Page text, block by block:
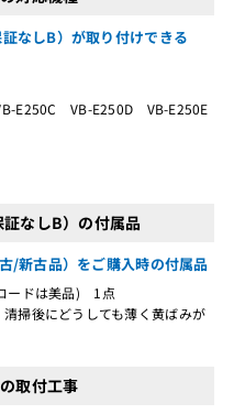
なしB）が取り付けできる
E250C VB-E250D VB-E250E
なしB）の付属品
/新古品）をご購入時の付属品
ードは美品) 1点
後にどうしても薄く黄ばみが
取付工事